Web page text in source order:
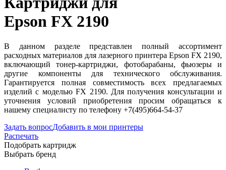
Epson FX 2190
В данном разделе представлен полный ассортимент
расходных материалов для лазерного принтера Epson FX 2190,
включающий тонер-картриджи, фотобарабаны, фьюзеры и
другие компоненты для технического обслуживания.
Гарантируется полная совместимость всех предлагаемых
изделий с моделью FX 2190. Для получения консультации и
уточнения условий приобретения просим обращаться к
нашему специалисту по телефону +7(495)664-54-37
Задать вопросДобавить в мои принтеры
Распечать
Подобрать картридж
Выбрать бренд